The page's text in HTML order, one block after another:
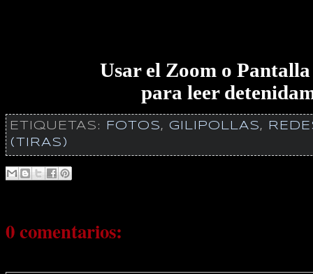
Usar el Zoom o
para leer
ETIQUETAS: FOTOS, GILIPOLLAS,
(TIRAS)
0 comentarios: